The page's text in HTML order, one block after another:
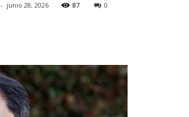
- junio 28, 2026 87 0